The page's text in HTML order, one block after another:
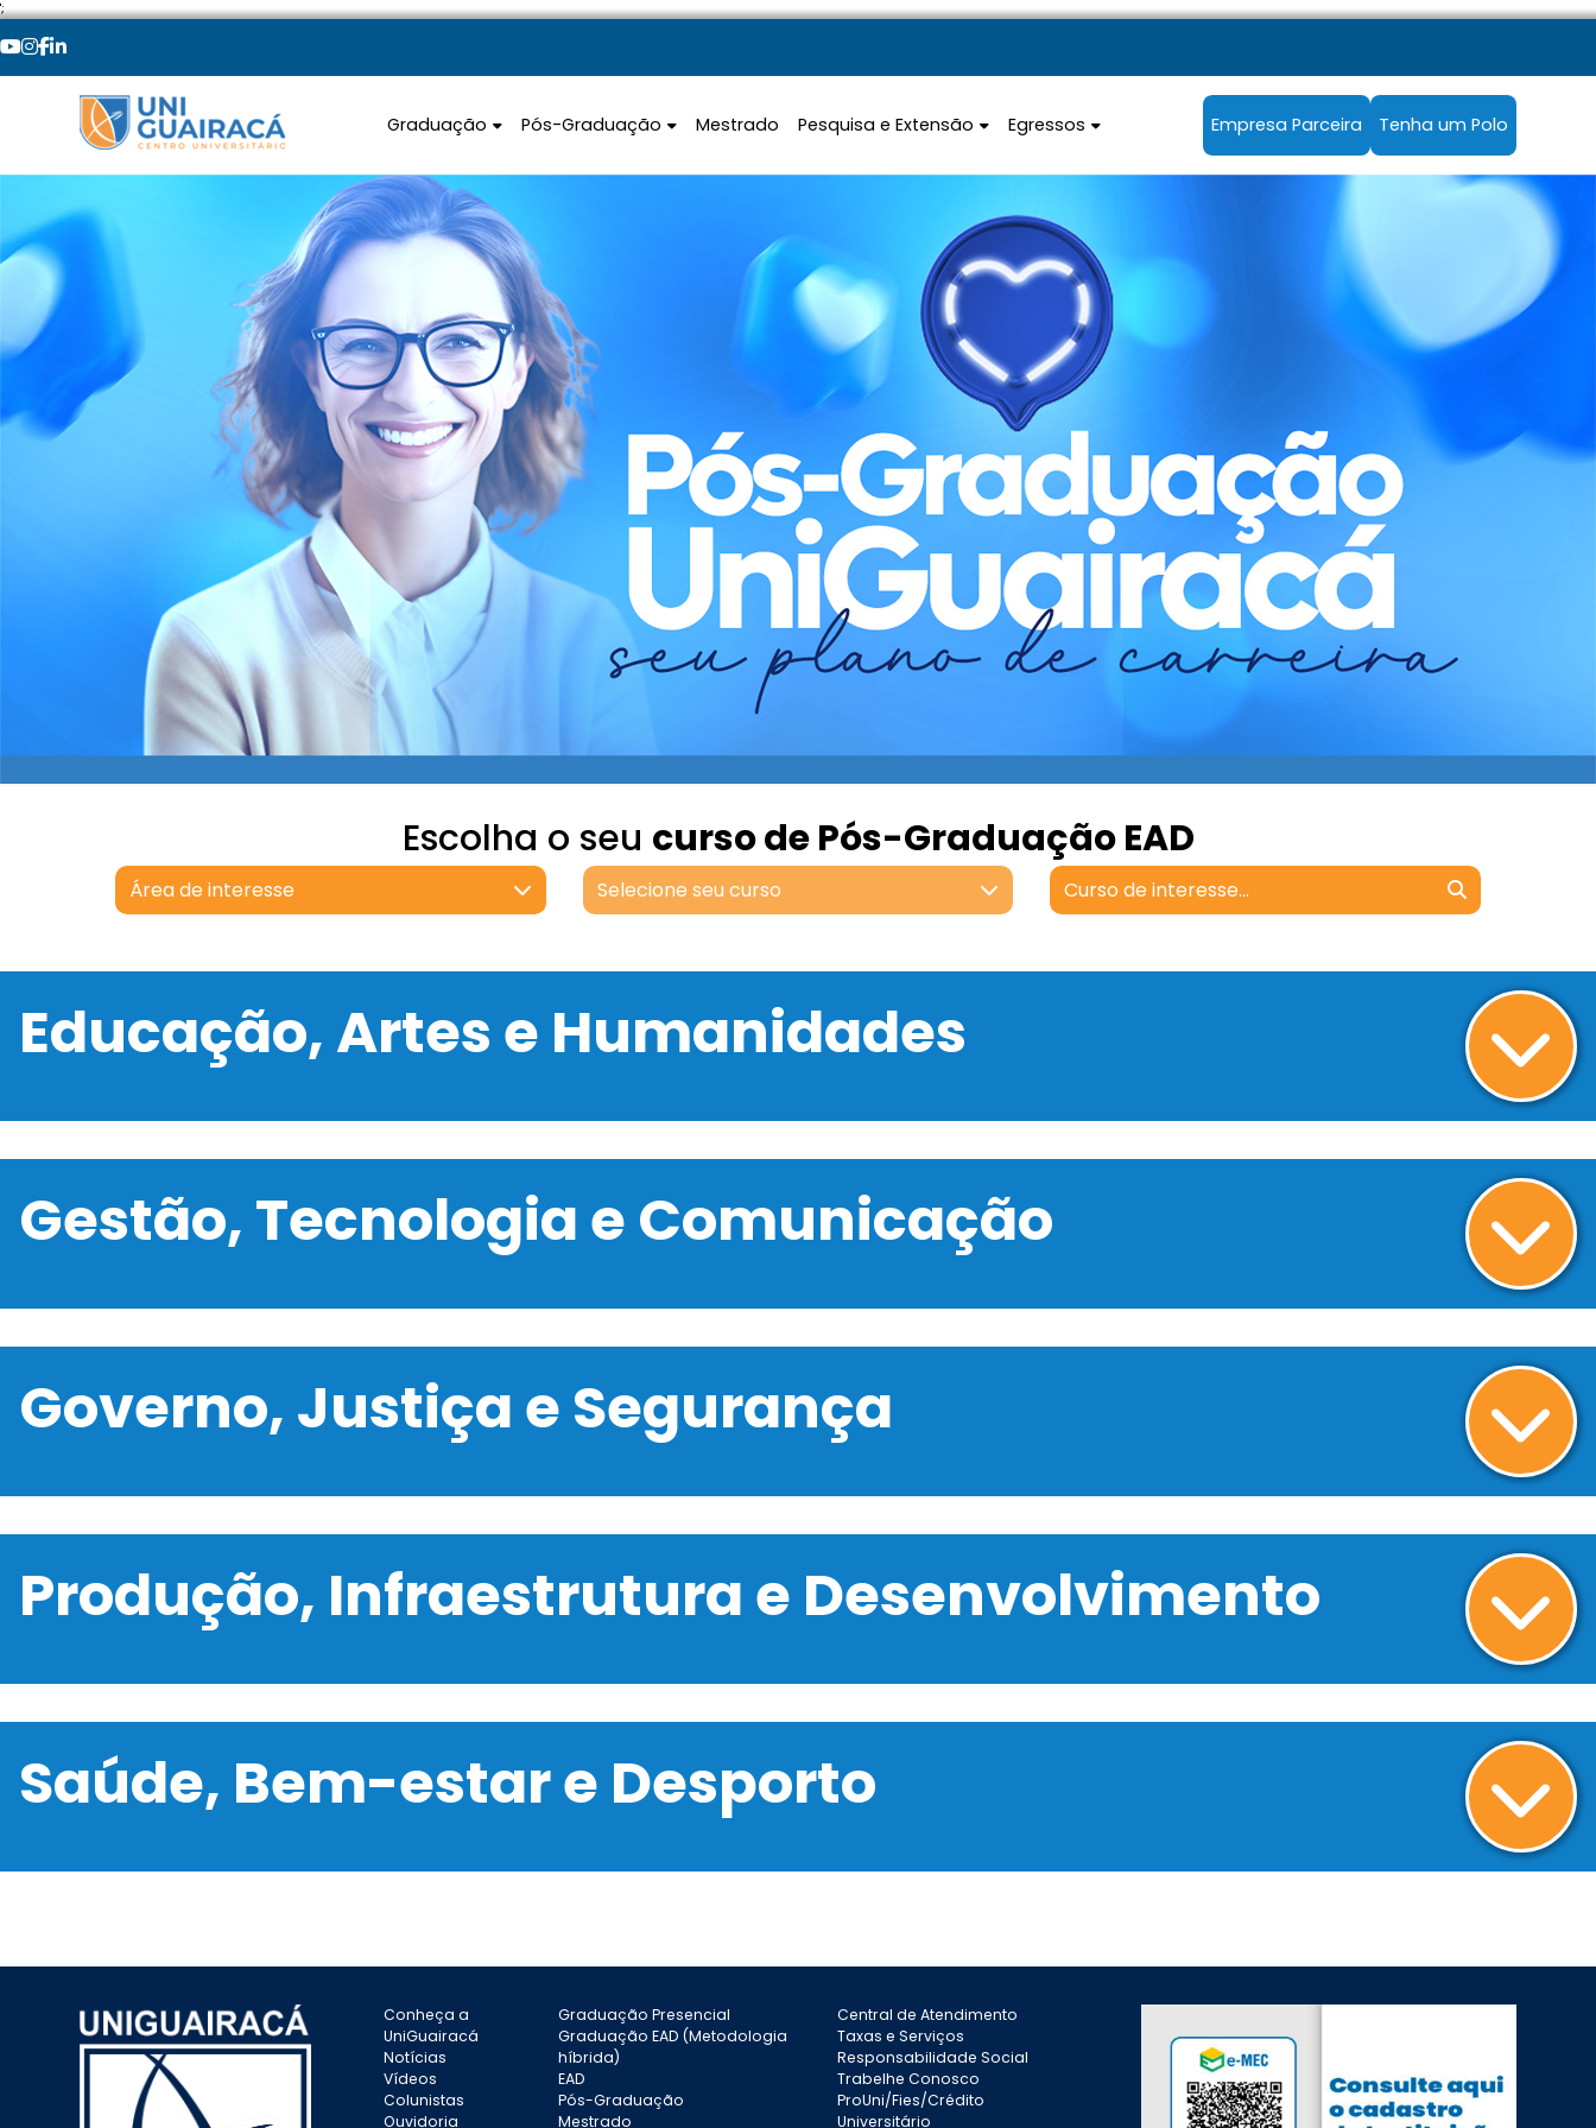
';
Graduação Pós-Graduação Mestrado Pesquisa e Extensão Egressos Empresa Parceira Tenha um Polo
Escolha o seu curso de Pós-Graduação EAD
Área de interesse Selecione seu curso
Educação, Artes e Humanidades
Gestão, Tecnologia e Comunicação
Governo, Justiça e Segurança
Produção, Infraestrutura e Desenvolvimento
Saúde, Bem-estar e Desporto
Conheça a
UniGuairacá
Notícias
Vídeos
Colunistas
Ouvidoria
Graduação Presencial
Graduação EAD (Metodologia
híbrida)
EAD
Pós-Graduação
Mestrado
Central de Atendimento
Taxas e Serviços
Responsabilidade Social
Trabelhe Conosco
ProUni/Fies/Crédito
Universitário